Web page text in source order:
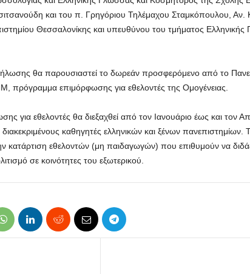
και του π. Γρηγόριου Τηλέμαχου Σταμκόπουλου, Αν.
Θεσσαλονίκης και υπευθύνου του τμήματος Ελληνικής
θα παρουσιαστεί το δωρεάν προσφερόμενο από το
πρόγραμμα επιμόρφωσης για εθελοντές της Oμογένειας.
για εθελοντές θα διεξαχθεί από τον Ιανουάριο έως και τον
καθηγητές ελληνικών και ξένων πανεπιστημίων.
κατάρτιση εθελοντών (μη παιδαγωγών) που επιθυμούν να
σε κοινότητες του εξωτερικού.